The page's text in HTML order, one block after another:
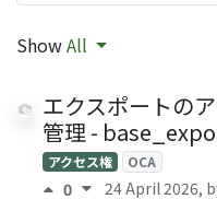
ShowAll
エクスポートの
管理 -
アクセス権 OCA
0 24 April 2026,